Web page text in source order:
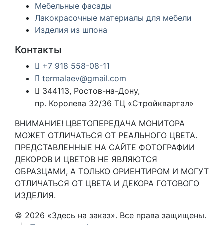
Мебельные фасады
Лакокрасочные материалы для мебели
Изделия из шпона
Контакты
+7 918 558-08-11
termalaev@gmail.com
344113, Ростов-на-Дону,
пр. Королева 32/36 ТЦ «Стройквартал»
ВНИМАНИЕ! ЦВЕТОПЕРЕДАЧА МОНИТОРА
МОЖЕТ ОТЛИЧАТЬСЯ ОТ РЕАЛЬНОГО ЦВЕТА.
ПРЕДСТАВЛЕННЫЕ НА САЙТЕ ФОТОГРАФИИ
ДЕКОРОВ И ЦВЕТОВ НЕ ЯВЛЯЮТСЯ
ОБРАЗЦАМИ, А ТОЛЬКО ОРИЕНТИРОМ И МОГУТ
ОТЛИЧАТЬСЯ ОТ ЦВЕТА И ДЕКОРА ГОТОВОГО
ИЗДЕЛИЯ.
© 2026 «Здесь на заказ». Все права защищены.